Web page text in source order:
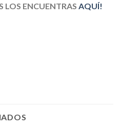
LOS ENCUENTRAS AQUÍ!